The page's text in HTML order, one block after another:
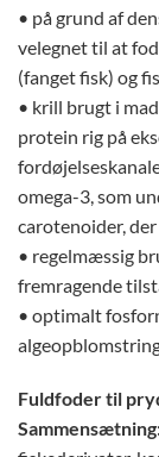
• på grund af
velegnet til at
(fanget fisk) og
• krill brugt i
protein rig på
omega-3, som
carotenoider,
• regelmæssig
fremragende
• optimalt
Fuldfoder til